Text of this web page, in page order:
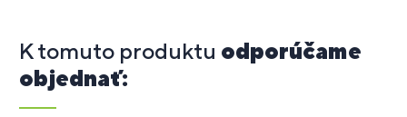
K tomuto produktu odporúčame
objednať: